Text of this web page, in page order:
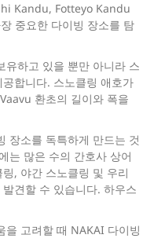
Kandu, Fotteyo Kandu
중요한 다이빙 장소를 탐
유하고 있을 뿐만 아니라 스
합니다. 스노클링 애호가
환초의 길이와 폭을
장소를 독특하게 만드는 것
는 많은 수의 간호사 상어
, 야간 스노클링 및 우리
견할 수 있습니다. 하우스
을 고려할 때 NAKAI 다이빙